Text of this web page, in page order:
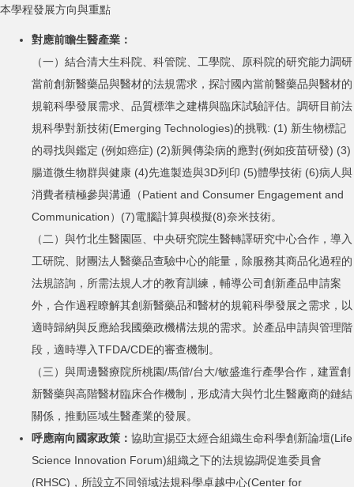
本學程發展方向與重點
對應前瞻生醫產業：
（一）結合清大生科院、科管院、工學院、原科院的研究能力調研
當前創新醫藥品與醫材的法規需求，探討國內當前醫藥品與醫材的
規範科學發展需求、品質標準之建構與臨床試驗評估。調研目前法
規科學對新技術(Emerging Technologies)的挑戰: (1) 新生物標記
的尋找與鑑定 (例如癌症) (2)新興傳染病的應對(例如疫苗研發) (3)
腸道微生物群與健康 (4)先進製造與3D列印 (5)體學技術 (6)病人與
消費者積極參與溝通（Patient and Consumer Engagement and
Communication）(7)電腦計算與模擬(8)奈米技術。
（二）與竹北生醫園區、中央研究院生醫轉譯研究中心合作，導入
工研院、財團法人醫藥品查驗中心的能量，除服務其商品化過程的
法規諮詢，所需法規人才的教育訓練，輔導公司創新產品申請案
外，合作過程瞭解其創新醫藥品和醫材的規範科學發展之需求，以
適時歸納與反應給我國藥政機構法規的需求。於產品申請與管理階
段，適時導入TFDA/CDE的審查機制。
（三）與周邊醫療院所桃園/馬偕/台大/敏盛進行產學合作，建置創
新醫藥與高階醫材臨床合作機制，形成清大與竹北生醫廠商的鏈結
關係，推動區域生醫產業的發展。
呼應南向國家政策： 協助宣揚亞太經合組織生命科學創新論壇(Life
Science Innovation Forum)組織之下的法規協調促進委員會
(RHSC)，所設立不同領域法規科學卓越中心(Center for